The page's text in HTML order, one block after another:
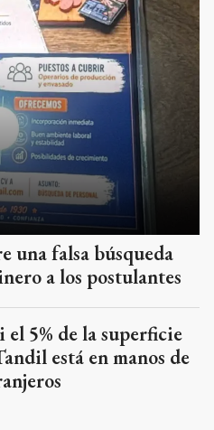
una falsa búsqueda
a los postulantes
el 5% de la superficie
está en manos de